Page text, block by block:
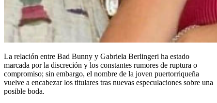
La relación entre Bad Bunny y Gabriela Berlingeri ha estado
marcada por la discreción y los constantes rumores de ruptura o
compromiso; sin embargo, el nombre de la joven puertorriqueña
vuelve a encabezar los titulares tras nuevas especulaciones sobre una
posible boda.